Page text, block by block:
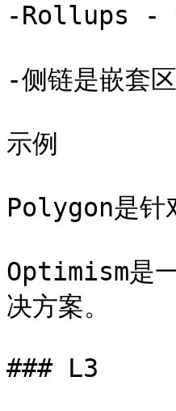
-Rollups -
-侧链是嵌套
示例
Polygon是针
Optimism是
决方案。
### L3